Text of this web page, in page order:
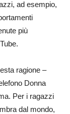
ad esempio,
più
ragione –
Donna
Per i ragazzi
dal mondo,